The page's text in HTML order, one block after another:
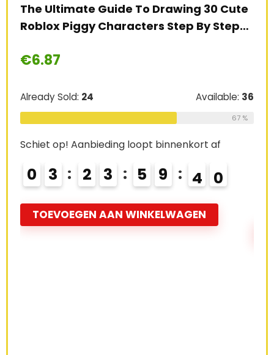
The Ultimate Guide To Drawing 30 Cute
Roblox Piggy Characters Step By Step…
€6.87
Already Sold: 24 Available: 36
67 %
Schiet op! Aanbieding loopt binnenkort af
0 3 2 3 5 9 3 8
TOEVOEGEN AAN WINKELWAGEN